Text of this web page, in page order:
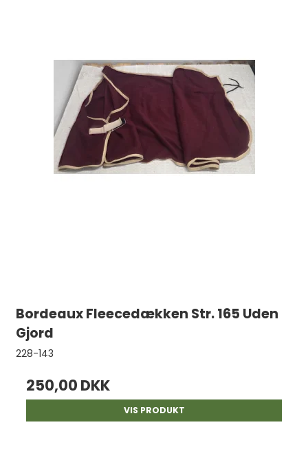
Bordeaux Fleecedækken Str. 165 Uden
Gjord
228-143
250,00 DKK
VIS PRODUKT